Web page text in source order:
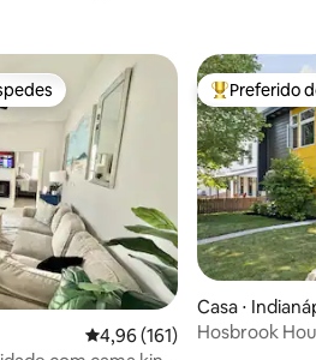
11 avaliações
dos hóspedes
4,96 de uma avaliação
4,96 (161)
Entre os
Preferido
Casa ⋅
Hosbrook